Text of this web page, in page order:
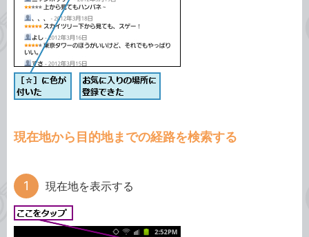
現在地から目的地までの経路を検索する
現在地を表示する